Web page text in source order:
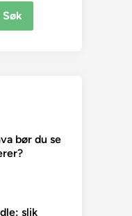
Søk
bør du se
slik